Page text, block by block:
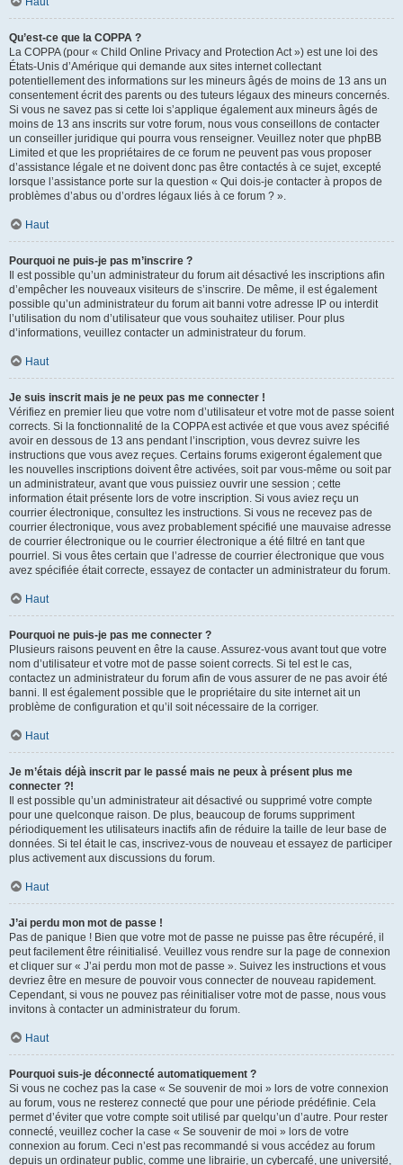
Qu’est-ce que la COPPA ?
La COPPA (pour « Child Online Privacy and Protection Act ») est une loi des
États-Unis d’Amérique qui demande aux sites internet collectant
potentiellement des informations sur les mineurs âgés de moins de 13 ans un
consentement écrit des parents ou des tuteurs légaux des mineurs concernés.
Si vous ne savez pas si cette loi s’applique également aux mineurs âgés de
moins de 13 ans inscrits sur votre forum, nous vous conseillons de contacter
un conseiller juridique qui pourra vous renseigner. Veuillez noter que phpBB
Limited et que les propriétaires de ce forum ne peuvent pas vous proposer
d’assistance légale et ne doivent donc pas être contactés à ce sujet, excepté
lorsque l’assistance porte sur la question « Qui dois-je contacter à propos de
problèmes d’abus ou d’ordres légaux liés à ce forum ? ».
Haut
Pourquoi ne puis-je pas m’inscrire ?
Il est possible qu’un administrateur du forum ait désactivé les inscriptions afin
d’empêcher les nouveaux visiteurs de s’inscrire. De même, il est également
possible qu’un administrateur du forum ait banni votre adresse IP ou interdit
l’utilisation du nom d’utilisateur que vous souhaitez utiliser. Pour plus
d’informations, veuillez contacter un administrateur du forum.
Haut
Je suis inscrit mais je ne peux pas me connecter !
Vérifiez en premier lieu que votre nom d’utilisateur et votre mot de passe soient
corrects. Si la fonctionnalité de la COPPA est activée et que vous avez spécifié
avoir en dessous de 13 ans pendant l’inscription, vous devrez suivre les
instructions que vous avez reçues. Certains forums exigeront également que
les nouvelles inscriptions doivent être activées, soit par vous-même ou soit par
un administrateur, avant que vous puissiez ouvrir une session ; cette
information était présente lors de votre inscription. Si vous aviez reçu un
courrier électronique, consultez les instructions. Si vous ne recevez pas de
courrier électronique, vous avez probablement spécifié une mauvaise adresse
de courrier électronique ou le courrier électronique a été filtré en tant que
pourriel. Si vous êtes certain que l’adresse de courrier électronique que vous
avez spécifiée était correcte, essayez de contacter un administrateur du forum.
Haut
Pourquoi ne puis-je pas me connecter ?
Plusieurs raisons peuvent en être la cause. Assurez-vous avant tout que votre
nom d’utilisateur et votre mot de passe soient corrects. Si tel est le cas,
contactez un administrateur du forum afin de vous assurer de ne pas avoir été
banni. Il est également possible que le propriétaire du site internet ait un
problème de configuration et qu’il soit nécessaire de la corriger.
Haut
Je m’étais déjà inscrit par le passé mais ne peux à présent plus me
connecter ?!
Il est possible qu’un administrateur ait désactivé ou supprimé votre compte
pour une quelconque raison. De plus, beaucoup de forums suppriment
périodiquement les utilisateurs inactifs afin de réduire la taille de leur base de
données. Si tel était le cas, inscrivez-vous de nouveau et essayez de participer
plus activement aux discussions du forum.
Haut
J’ai perdu mon mot de passe !
Pas de panique ! Bien que votre mot de passe ne puisse pas être récupéré, il
peut facilement être réinitialisé. Veuillez vous rendre sur la page de connexion
et cliquer sur « J’ai perdu mon mot de passe ». Suivez les instructions et vous
devriez être en mesure de pouvoir vous connecter de nouveau rapidement.
Cependant, si vous ne pouvez pas réinitialiser votre mot de passe, nous vous
invitons à contacter un administrateur du forum.
Haut
Pourquoi suis-je déconnecté automatiquement ?
Si vous ne cochez pas la case « Se souvenir de moi » lors de votre connexion
au forum, vous ne resterez connecté que pour une période prédéfinie. Cela
permet d’éviter que votre compte soit utilisé par quelqu’un d’autre. Pour rester
connecté, veuillez cocher la case « Se souvenir de moi » lors de votre
connexion au forum. Ceci n’est pas recommandé si vous accédez au forum
depuis un ordinateur public, comme une librairie, un cybercafé, une université,